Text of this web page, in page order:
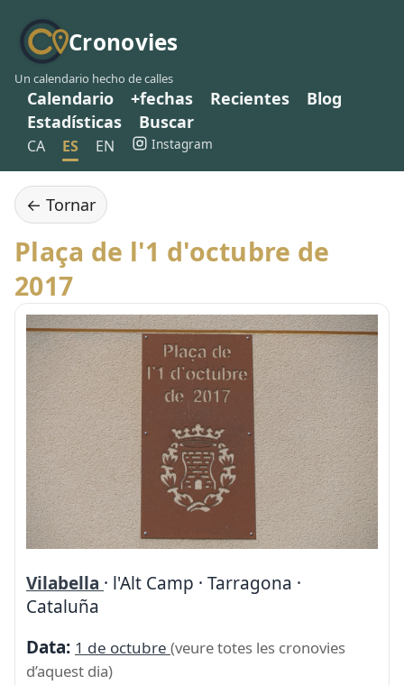
Cronovies
Un calendario hecho de calles
Calendario +fechas Recientes
Blog
Estadísticas
Buscar
CA ES EN Instagram
← Tornar
Plaça de l'1 d'octubre de
2017
Vilabella · l'Alt Camp · Tarragona ·
Cataluña
Data: 1 de octubre (veure totes les cronovies
d’aquest dia)